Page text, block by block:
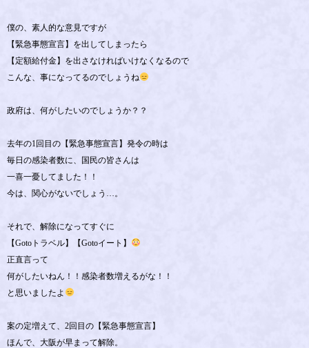
僕の、素人的な意見ですが
【緊急事態宣言】を出してしまったら
【定額給付金】を出さなければいけなくなるので
こんな、事になってるのでしょうね
政府は、何がしたいのでしょうか？？
去年の1回目の【緊急事態宣言】発令の時は
毎日の感染者数に、国民の皆さんは
一喜一憂してました！！
今は、関心がないでしょう…。
それで、解除になってすぐに
【Gotoトラベル】【Gotoイート】
正直言って
何がしたいねん！！感染者数増えるがな！！
と思いましたよ
案の定増えて、2回目の【緊急事態宣言】
ほんで、大阪が早まって解除。